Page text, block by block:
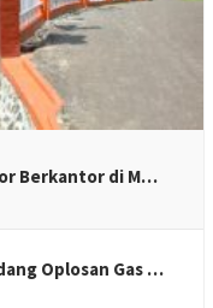
Berkantor di M…
Oplosan Gas …